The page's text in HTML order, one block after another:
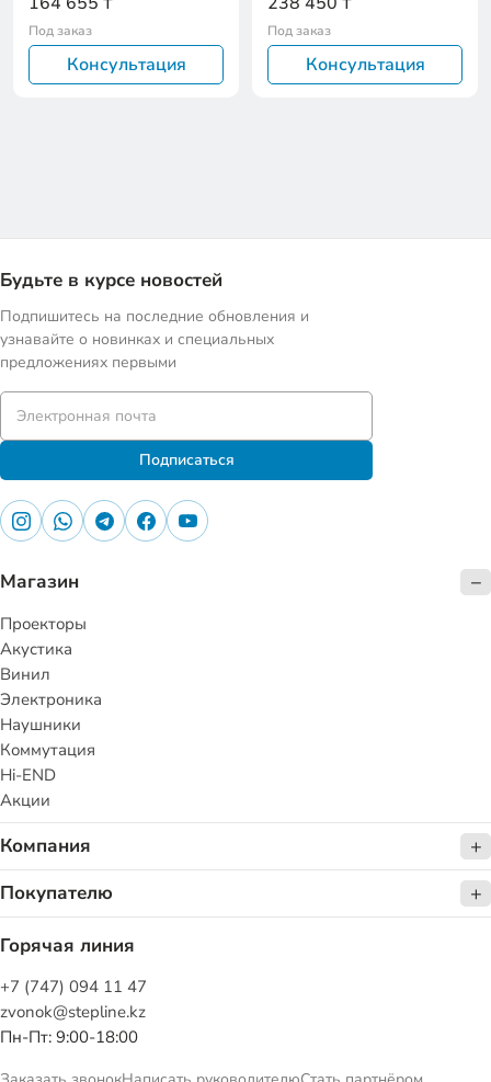
Под заказ
Консультация
Под заказ
Консультация
Будьте в курсе новостей
Подпишитесь на последние обновления и
узнавайте о новинках и специальных
предложениях первыми
Подписаться
Магазин
Проекторы
Акустика
Винил
Электроника
Наушники
Коммутация
Hi-END
Акции
Компания
Покупателю
Горячая линия
+7 (747) 094 11 47
zvonok@stepline.kz
Пн-Пт: 9:00-18:00